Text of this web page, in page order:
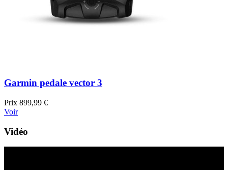
Garmin pedale vector 3
Prix 899,99 €
Voir
Vidéo